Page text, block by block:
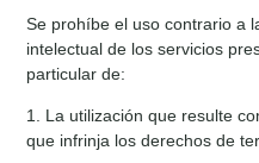
Se prohíbe el uso contrario a
intelectual de los servicios
particular de:
1. La utilización que resulte
que infrinja los derechos de